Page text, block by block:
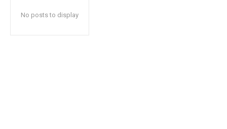
No posts to display